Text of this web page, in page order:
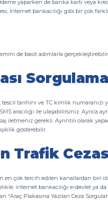
yaparken de banka kartı veya
İnternet bankacılığı gibi bir çok
de basit adımlarla
Sorgulama
tarihini ve TC kimlik numaranızı
aracılığı ile ulaşabilirsiniz. Ayrıca
iletmeniz gerekli. Ayrıntılı olarak
gösterebilir.
Trafik
en çok tercih edilen kanallardan biri
internet bankacılığı e-devlet ya
“Araç Plakasına Yazılan Ceza